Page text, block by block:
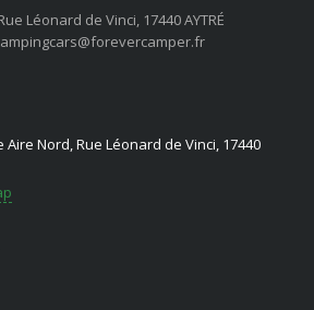
Léonard de Vinci, 17440 AYTRÉ
Aire Nord, Rue Léonard de Vinci, 17440